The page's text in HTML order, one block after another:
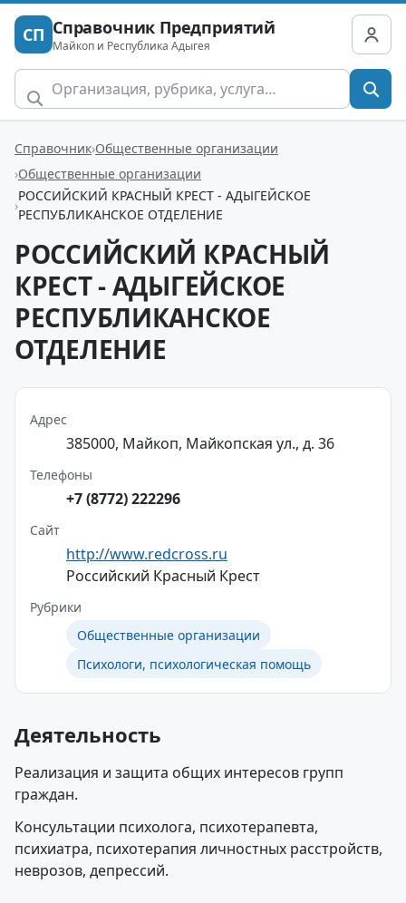
СП Справочник Предприятий
Майкоп и Республика Адыгея
Справочник Общественные организации
Общественные организации
РОССИЙСКИЙ КРАСНЫЙ КРЕСТ - АДЫГЕЙСКОЕ
РЕСПУБЛИКАНСКОЕ ОТДЕЛЕНИЕ
РОССИЙСКИЙ КРАСНЫЙ
КРЕСТ - АДЫГЕЙСКОЕ
РЕСПУБЛИКАНСКОЕ
ОТДЕЛЕНИЕ
Адрес
385000, Майкоп, Майкопская ул., д. 36
Телефоны
+7 (8772) 222296
Сайт
http://www.redcross.ru
Российский Красный Крест
Рубрики
Общественные организации
Психологи, психологическая помощь
Деятельность
Реализация и защита общих интересов групп
граждан.
Консультации психолога, психотерапевта,
психиатра, психотерапия личностных расстройств,
неврозов, депрессий.